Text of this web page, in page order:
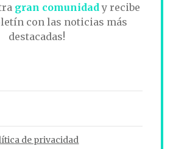
gran comunidad y recibe
con las noticias más
destacadas!
de privacidad